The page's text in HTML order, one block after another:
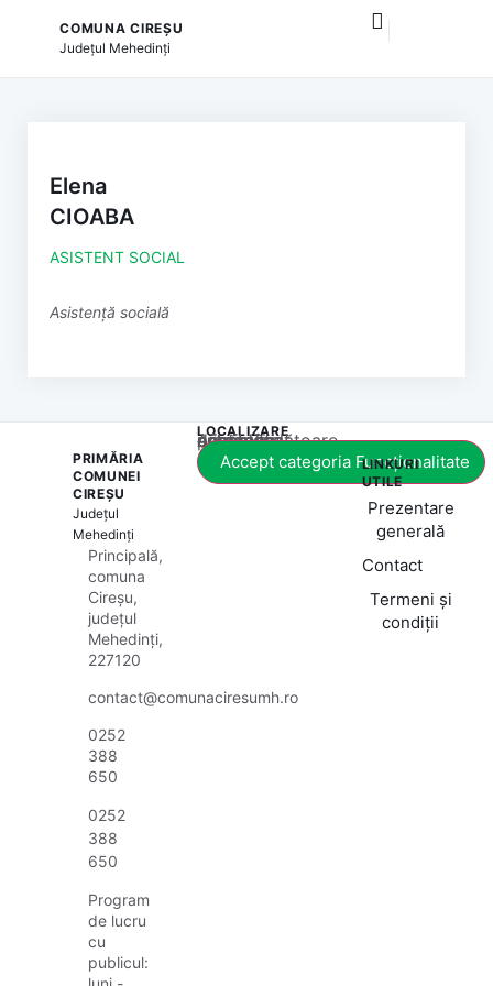
COMUNA CIREȘU
Județul Mehedinți
Elena
CIOABA
ASISTENT SOCIAL
Asistență socială
PRIMĂRIA
COMUNEI
CIREȘU
Județul
Mehedinți
Principală,
comuna
Cireșu,
județul
Mehedinți,
227120
contact@comunaciresumh.ro
0252
388
650
0252
388
650
Program
de lucru
cu
publicul:
LOCALIZARE
Acest conținut este blocat până când acceptați categoria corespunzătoare de cookie-uri.
Accept categoria Funcționalitate
LINKURI
UTILE
Prezentare
generală
Contact
Termeni și
condiții